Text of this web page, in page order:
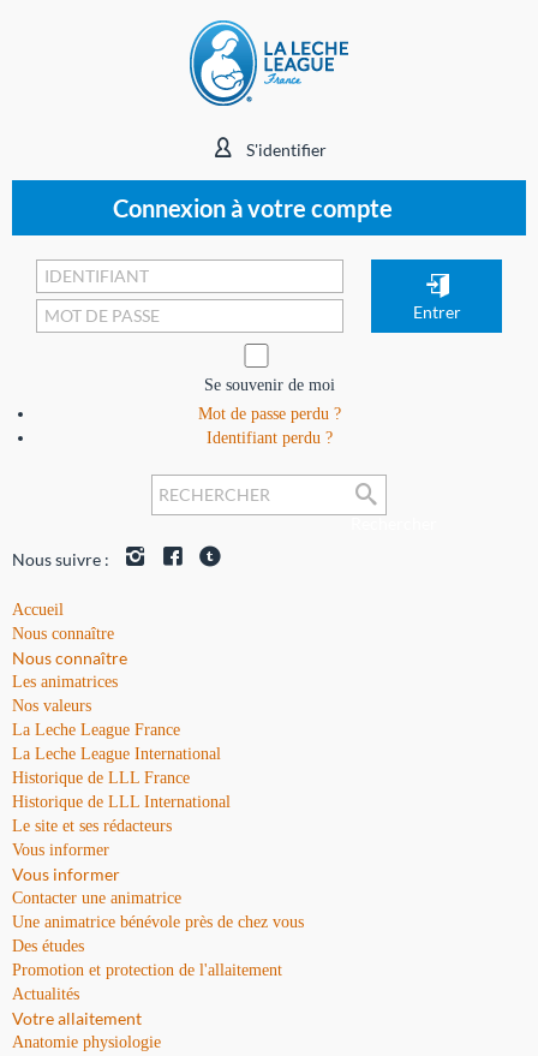
S'identifier
Connexion à votre compte
Se souvenir de moi
Mot de passe perdu ?
Identifiant perdu ?
Nous suivre :
Accueil
Nous connaître
Nous connaître
Les animatrices
Nos valeurs
La Leche League France
La Leche League International
Historique de LLL France
Historique de LLL International
Le site et ses rédacteurs
Vous informer
Vous informer
Contacter une animatrice
Une animatrice bénévole près de chez vous
Des études
Promotion et protection de l'allaitement
Actualités
Votre allaitement
Anatomie physiologie